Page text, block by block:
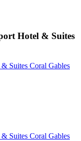
Hotel & Suites
Suites Coral Gables
Suites Coral Gables